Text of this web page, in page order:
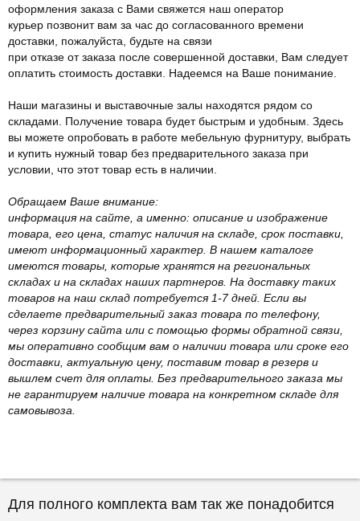
оформления заказа с Вами свяжется наш оператор
курьер позвонит вам за час до согласованного времени
доставки, пожалуйста, будьте на связи
при отказе от заказа после совершенной доставки, Вам следует
оплатить стоимость доставки. Надеемся на Ваше понимание.
Наши магазины и выставочные залы находятся рядом со
складами. Получение товара будет быстрым и удобным. Здесь
вы можете опробовать в работе мебельную фурнитуру, выбрать
и купить нужный товар без предварительного заказа при
условии, что этот товар есть в наличии.
Обращаем Ваше внимание:
информация на сайте, а именно: описание и изображение
товара, его цена, статус наличия на складе, срок поставки,
имеют информационный характер. В нашем каталоге
имеются товары, которые хранятся на региональных
складах и на складах наших партнеров. На доставку таких
товаров на наш склад потребуется 1-7 дней. Если вы
сделаете предварительный заказ товара по телефону,
через корзину сайта или с помощью формы обратной связи,
мы оперативно сообщим вам о наличии товара или сроке его
доставки, актуальную цену, поставим товар в резерв и
вышлем счет для оплаты. Без предварительного заказа мы
не гарантируем наличие товара на конкретном складе для
самовывоза.
Для полного комплекта вам так же понадобится